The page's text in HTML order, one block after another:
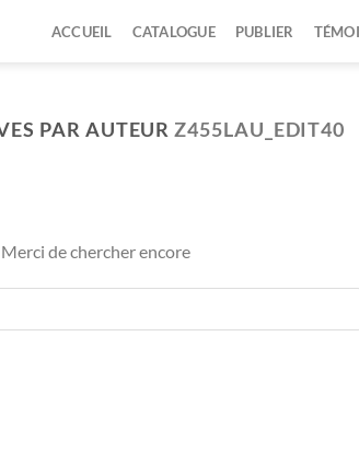
ACCUEIL CATALOGUE PUBLIER
PAR AUTEURZ455LAU_EDIT40
de chercher encore